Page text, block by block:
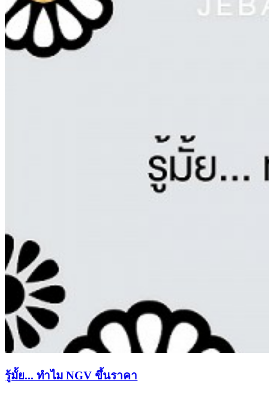
รู้มั้ย... ทำไม NGV ขึ้นราคา